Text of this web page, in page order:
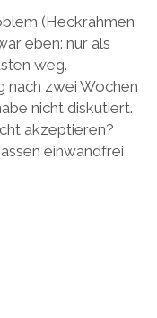
(Heckrahmen
eben: nur als
weg.
nach zwei Wochen
nicht diskutiert.
akzeptieren?
einwandfrei